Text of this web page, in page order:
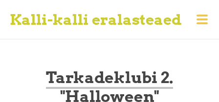
Kalli-kalli eralasteaed
Tarkadeklubi 2.
"Halloween"